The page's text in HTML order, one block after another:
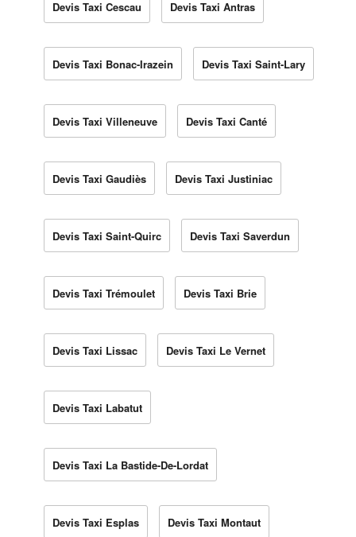
Devis Taxi Cescau Devis Taxi Antras
Devis Taxi Bonac-Irazein Devis Taxi Saint-Lary
Devis Taxi Villeneuve Devis Taxi Canté
Devis Taxi Gaudiès Devis Taxi Justiniac
Devis Taxi Saint-Quirc Devis Taxi Saverdun
Devis Taxi Trémoulet Devis Taxi Brie
Devis Taxi Lissac Devis Taxi Le Vernet
Devis Taxi Labatut
Devis Taxi La Bastide-De-Lordat
Devis Taxi Esplas Devis Taxi Montaut